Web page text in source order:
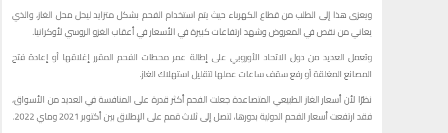
ويعزى هذا إلى الطلب من قطاع الكهرباء حيث يتم استخدام الفحم بشكل متزايد ليحل محل الغاز، والذي
يعاني من نقص في المعروض وشهد ارتفاعات كبيرة في الأسعار في أعقاب الغزو الروسي لأوكرانيا.
وتعمل العديد من دول الاتحاد الأوروبي على إطالة عمر محطات الفحم المقرر إغلاقها أو إعادة فتح
المصانع المغلقة أو رفع سقف ساعات عملها لتقليل استهلاك الغاز.
نظرًا لأن أسعار الغاز الطبيعي المتصاعدة جعلت الفحم أكثر قدرة على المنافسة في العديد من الأسواق،
فقد ارتفعت أسعار الفحم الدولية بدورها، لتصل إلى ثلاث قمم على الإطلاق بين أكتوبر 2021 وماي 2022.